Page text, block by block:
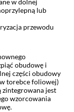
lub
przewodu
obudowę i
części obudowy
torebce foliowej)
zintegrowana jest
wzorcowania